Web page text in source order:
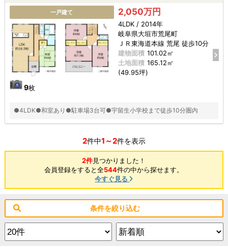
一戸建て
9枚
2,050万円
4LDK / 2014年
岐阜県大垣市荒尾町
ＪＲ東海道本線 荒尾 徒歩10分
建物面積 101.02㎡
土地面積 165.12㎡
(49.95坪)
●4LDK●和室あり●駐車場3台可●宇留生小学校まで徒歩10分圏内
2件中1～2件を表示
2件見つかりました！
会員登録をすると全544件の中から探せます。
今すぐ見る
条件を絞り込む